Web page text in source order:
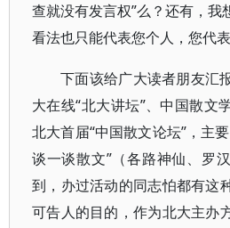
查就没有发言权”么？还有，我
看法也只能代表您个人，您代
下面该给广大读者朋友汇
大在线“北大讲坛”、中国散文
北大首届“中国散文论坛”，主
谈一谈散文”（各路神仙、罗
到，办过活动的同志怕都有这
可告人的目的，作为北大主办